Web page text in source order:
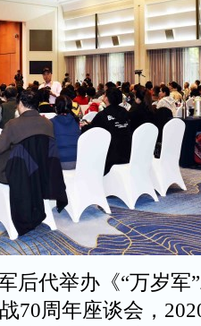
后代举办《“万岁军
周年座谈会，